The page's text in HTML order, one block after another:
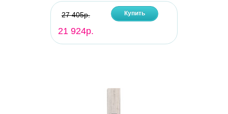
27 405р.
21 924р.
Купить